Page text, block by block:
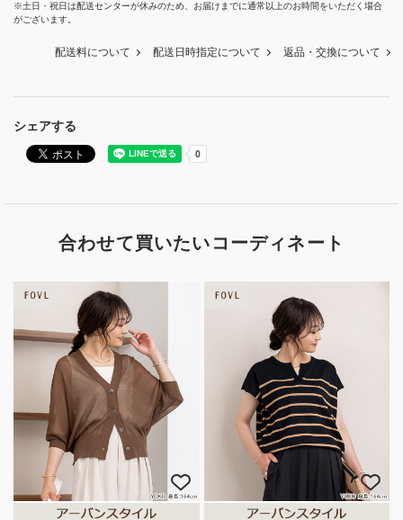
シェアする
※土日・祝日は配送センターが休みのため、お届けまでに通常以上のお時間をいただく場合
がございます。
配送料について 配送日時指定について 返品・交換について
合わせて買いたいコーディネート